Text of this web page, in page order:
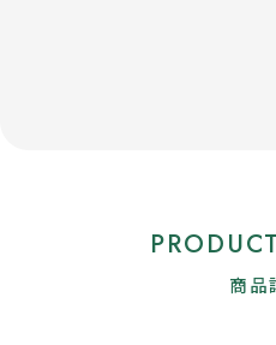
商品